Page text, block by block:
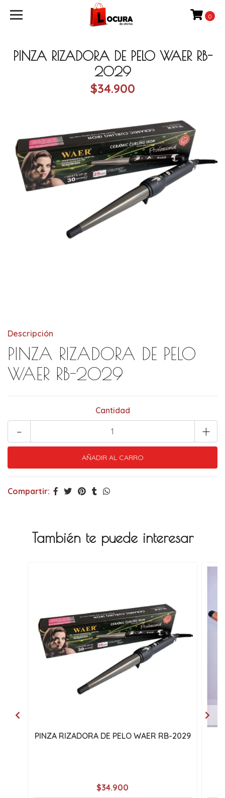
0
PINZA RIZADORA DE PELO WAER RB-
2029
$34.900
Descripción
PINZA RIZADORA DE PELO
WAER RB-2029
Cantidad
+
-
Compartir:
También te puede interesar
PINZA RIZADORA DE PELO WAER RB-2029
$34.900